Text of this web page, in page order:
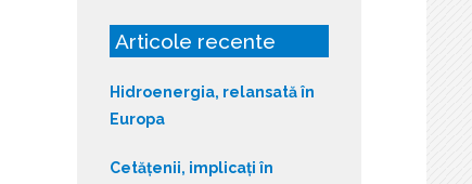
Articole recente
Hidroenergia, relansată în
Europa
Cetățenii, implicați în